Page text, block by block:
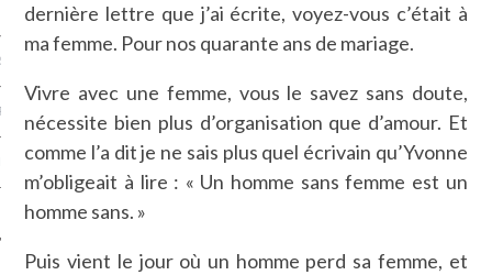
dernière lettre que j’ai écrite, voyez-vous c’était à
ma femme. Pour nos quarante ans de mariage.
Vivre avec une femme, vous le savez sans doute,
nécessite bien plus d’organisation que d’amour. Et
comme l’a dit je ne sais plus quel écrivain qu’Yvonne
m’obligeait à lire : « Un homme sans femme est un
homme sans. »
Puis vient le jour où un homme perd sa femme, et